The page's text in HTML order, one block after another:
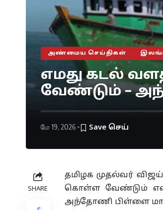
அண்மைய செய்திகள்
எமது கடல்
வேண்டும் –
மே 19, 2026
SHARE
தமிழக முதல்வர்
கொள்ள வேண்டும் என
அந்தோணி பிள்ளை